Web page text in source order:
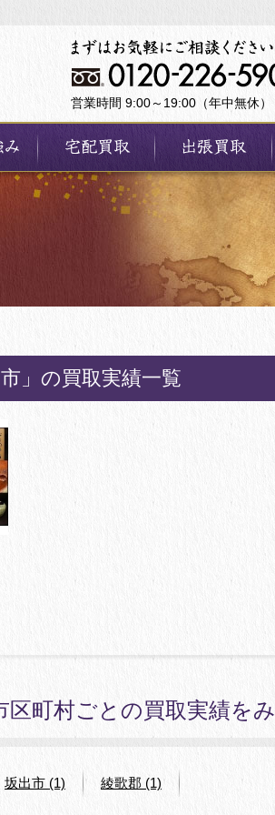
営業時間 9:00～19:00（年中無休）
市」の買取実績一覧
区町村ごとの買取実績を
坂出市 (1) 綾歌郡 (1)